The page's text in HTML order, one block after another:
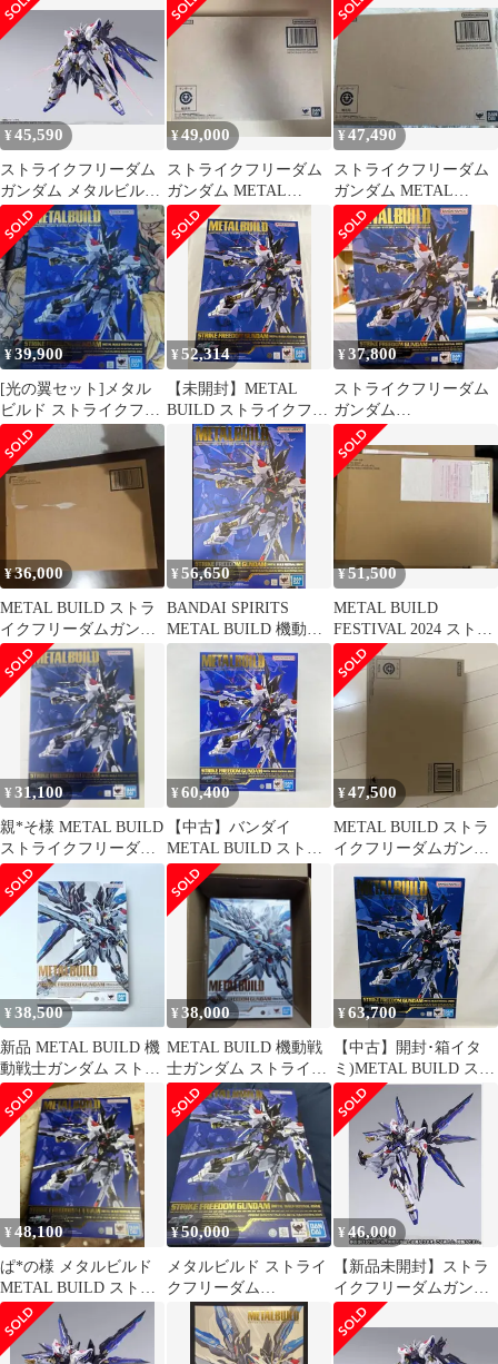
セット
¥45,590
ストライクフリーダム
ガンダム メタルビルド
FESTIVAL 2024
¥49,000
ストライクフリーダム
ガンダム METAL
BUILD FESTIVAL 2024
¥47,490
ストライクフリーダム
ガンダム METAL
BUILD FESTIVAL 2024
¥39,900
[光の翼セット]メタル
ビルド ストライクフリ
ーダム FESTIVAL 2024
¥52,314
【未開封】METAL
BUILD ストライクフリ
ーダムガンダム
[METAL BUILD
FESTIVAL 2024]
¥37,800
ストライクフリーダム
ガンダム
METALBUILD
FESTIVAL2024
¥36,000
METAL BUILD ストラ
イクフリーダムガンダ
ム 新品未開封
¥56,650
BANDAI SPIRITS
METAL BUILD 機動戦
士ガンダムSEED
DESTINY ストライクフ
リーダムガンダム
METAL BUILD
FESTIVAL 2024
¥51,500
METAL BUILD
FESTIVAL 2024 ストラ
イクフリーダム 新品
¥31,100
親*そ様 METAL BUILD
ストライクフリーダム
FESTIVAL 欠品あ
¥60,400
【中古】バンダイ
METAL BUILD ストラ
イクフリーダムガンダ
ム METAL BUILD
FESTIVAL 2024 開封品
機動戦士ガンダムSEED
DESTINY[97]
¥47,500
METAL BUILD ストラ
イクフリーダムガンダ
ム [METAL BUILD…
¥38,500
新品 METAL BUILD 機
動戦士ガンダム ストラ
イクフリーダムガンダ
ム
¥38,000
METAL BUILD 機動戦
士ガンダム ストライク
フリーダムガンダム
¥63,700
【中古】開封･箱イタ
ミ)METAL BUILD スト
ライクフリーダムガン
ダム [METAL BUILD
FESTIVAL 2024][22]
¥48,100
ぱ*の様 メタルビルド
METAL BUILD ストラ
イクフリーダム ガンダ
ム
¥50,000
メタルビルド ストライ
クフリーダム
FESTIVAL 2024 & 光の
翼セット
¥46,000
【新品未開封】ストラ
イクフリーダムガンダ
ム METAL BUILD 2024